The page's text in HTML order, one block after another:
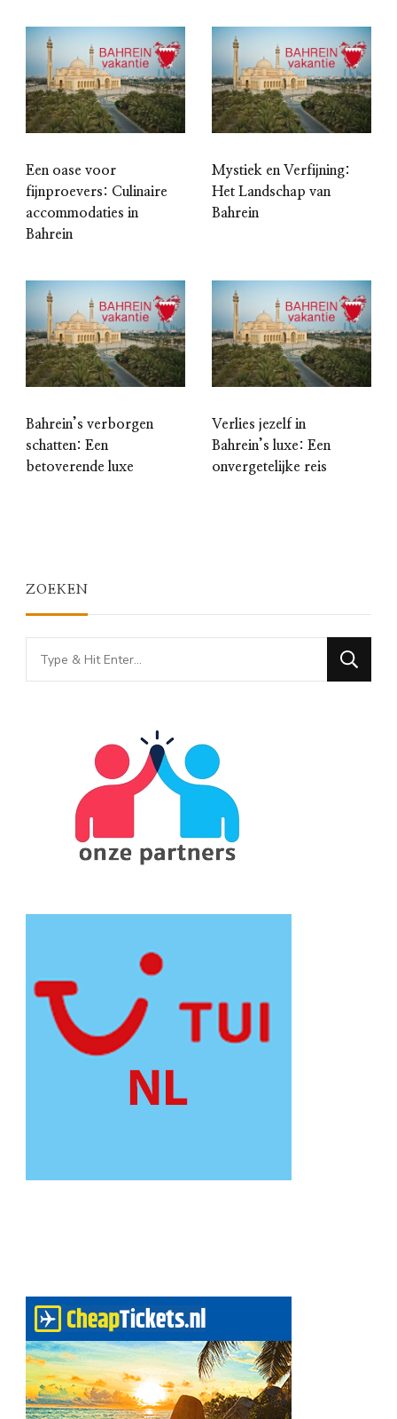
Een oase voor
fijnproevers: Culinaire
accommodaties in
Bahrein
Mystiek en Verfijning:
Het Landschap van
Bahrein
Bahrein’s verborgen
schatten: Een
betoverende luxe
Verlies jezelf in
Bahrein’s luxe: Een
onvergetelijke reis
ZOEKEN
Looking
for